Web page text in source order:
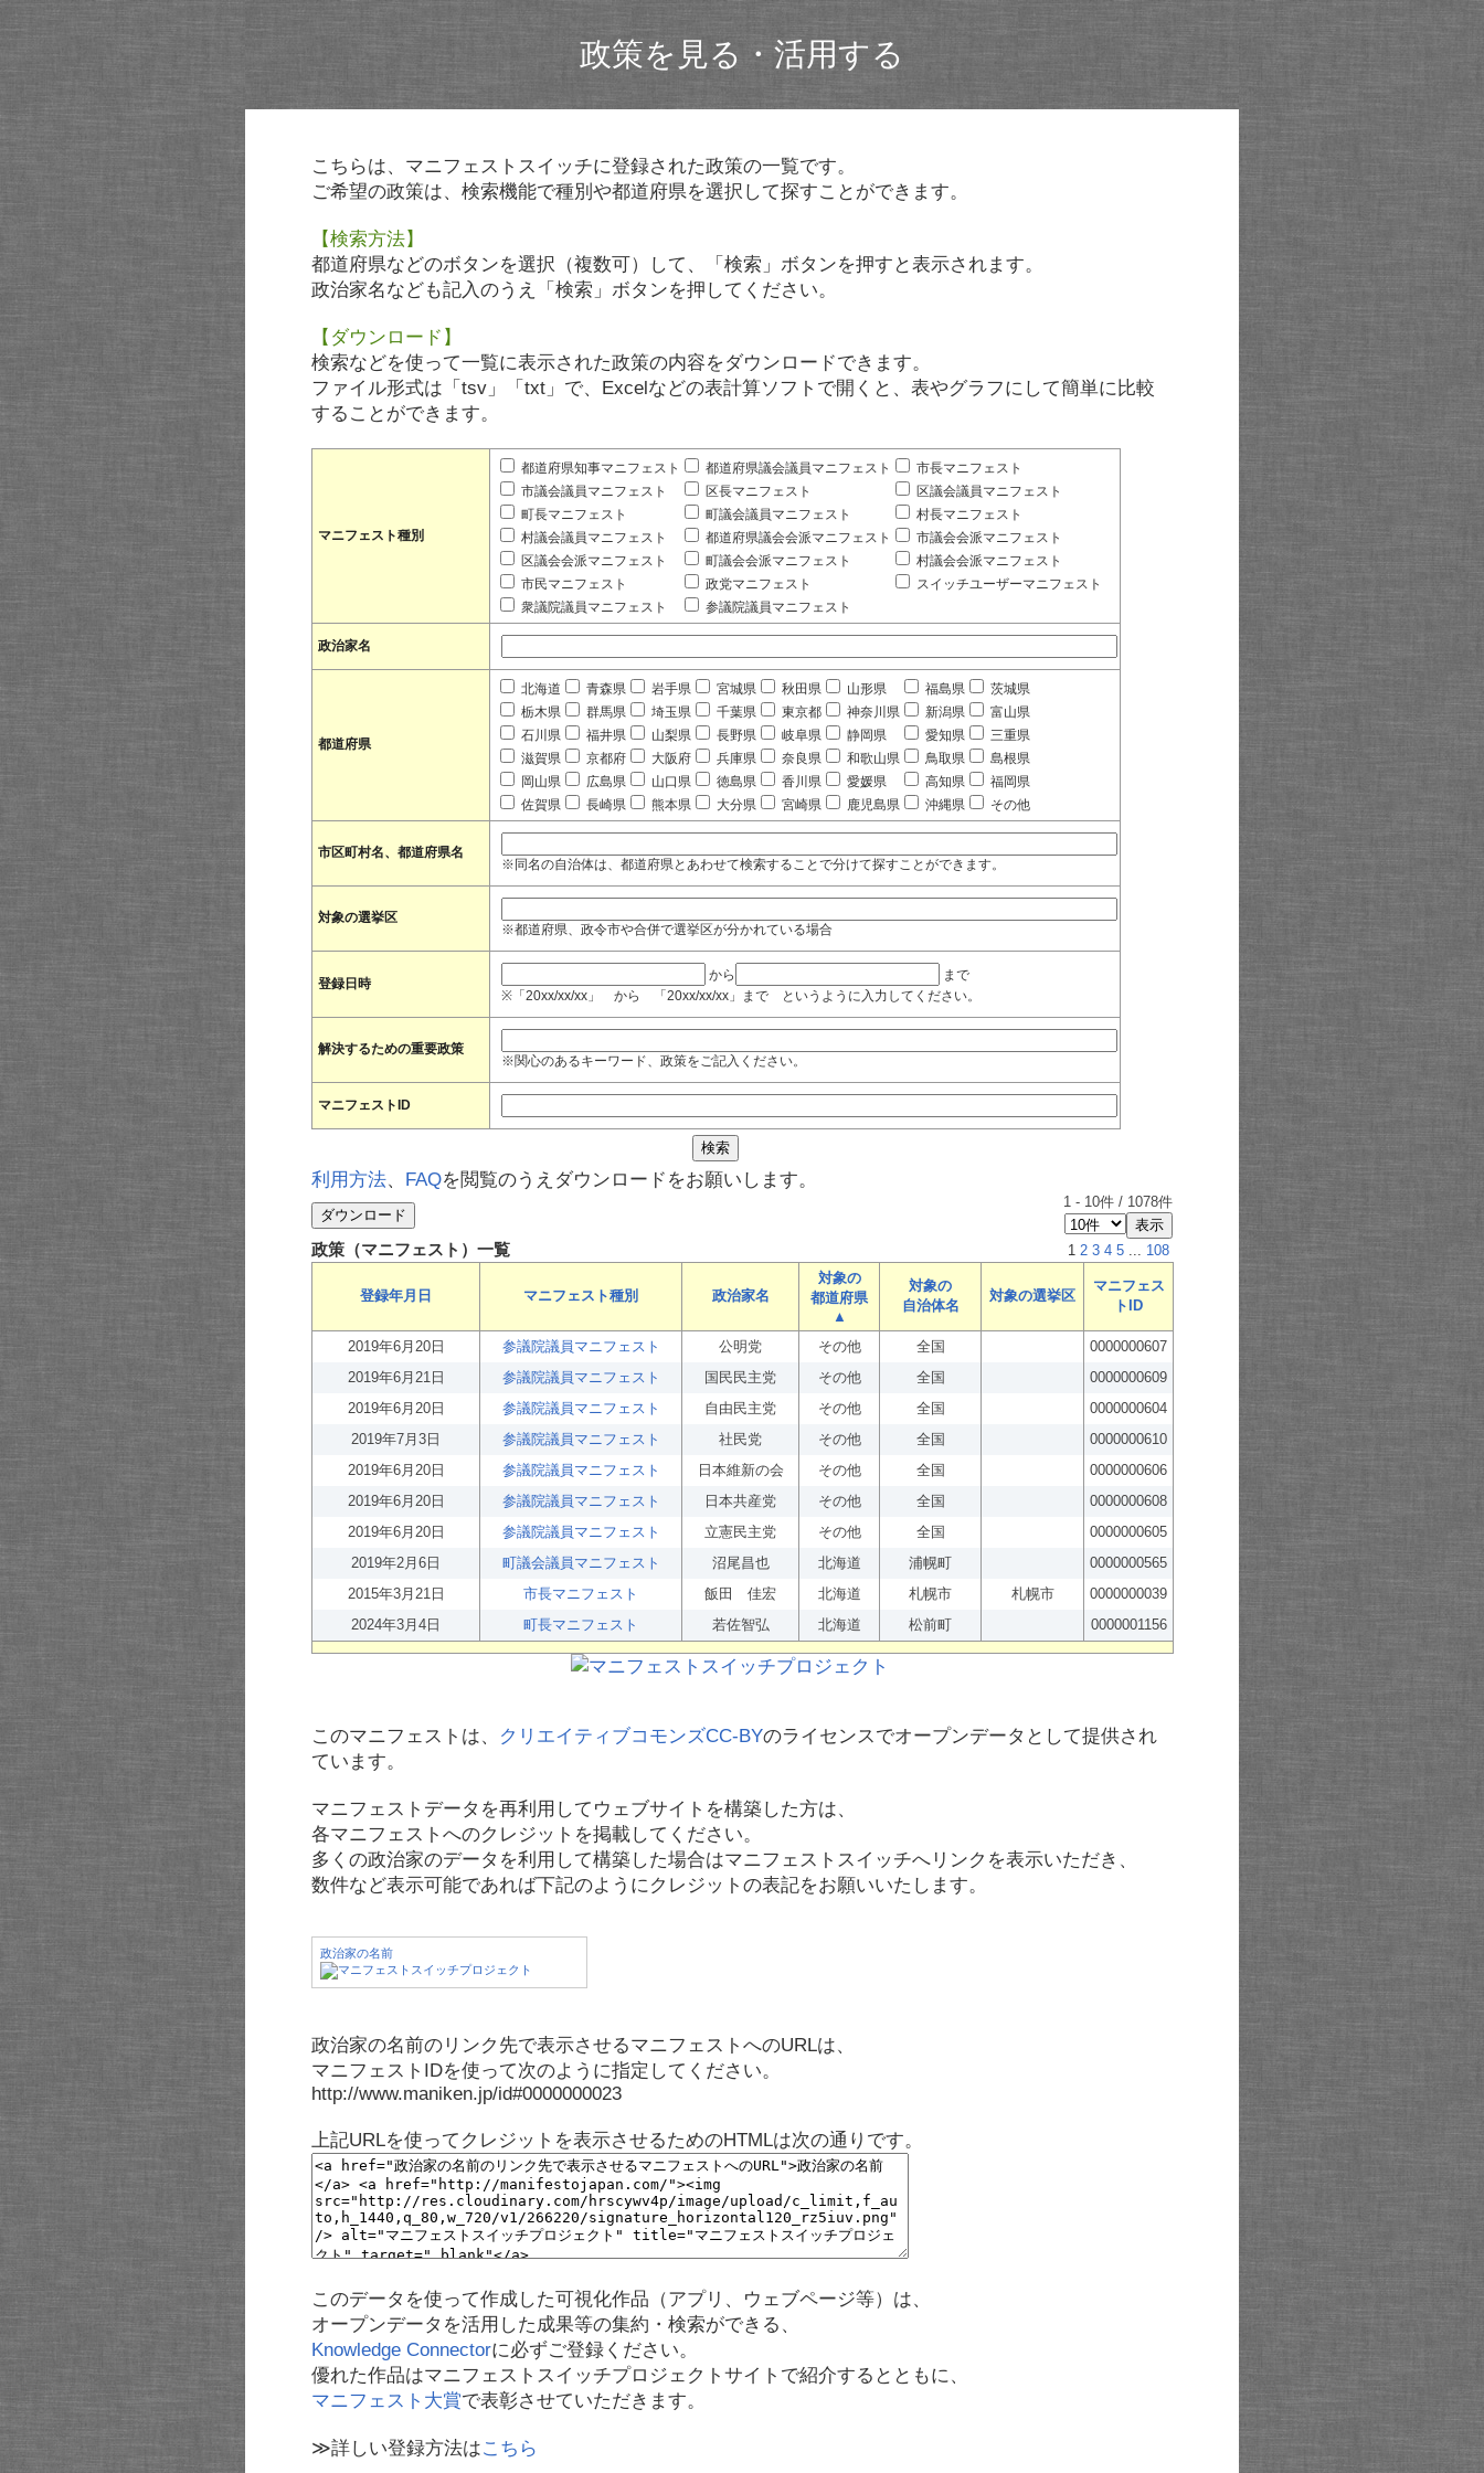
政策を見る・活用する
こちらは、マニフェストスイッチに登録された政策の一覧です。
ご希望の政策は、検索機能で種別や都道府県を選択して探すことができます。
【検索方法】
都道府県などのボタンを選択（複数可）して、「検索」ボタンを押すと表示されます。
政治家名なども記入のうえ「検索」ボタンを押してください。
【ダウンロード】
検索などを使って一覧に表示された政策の内容をダウンロードできます。
ファイル形式は「tsv」「txt」で、Excelなどの表計算ソフトで開くと、表やグラフにして簡単に比較
することができます。
マニフェスト種別
都道府県知事マニフェスト 都道府県議会議員マニフェスト
市長マニフェスト
市議会議員マニフェスト
区長マニフェスト
区議会議員マニフェスト
町長マニフェスト
町議会議員マニフェスト
村長マニフェスト
村議会議員マニフェスト
都道府県議会会派マニフェスト
市議会会派マニフェスト
区議会会派マニフェスト
町議会会派マニフェスト
村議会会派マニフェスト
市民マニフェスト
政党マニフェスト
スイッチユーザーマニフェスト
衆議院議員マニフェスト
参議院議員マニフェスト
政治家名
都道府県
北海道 青森県 岩手県 宮城県 秋田県 山形県 福島県
茨城県
栃木県
群馬県 埼玉県 千葉県 東京都 神奈川県 新潟県
富山県
石川県
福井県 山梨県 長野県 岐阜県 静岡県 愛知県
三重県
滋賀県
京都府 大阪府 兵庫県 奈良県 和歌山県 鳥取県
島根県
岡山県
広島県 山口県 徳島県 香川県 愛媛県 高知県
福岡県
佐賀県
長崎県 熊本県 大分県 宮崎県 鹿児島県 沖縄県 その他
市区町村名、都道府県名
※同名の自治体は、都道府県とあわせて検索することで分けて探すことができます。
対象の選挙区
※都道府県、政令市や合併で選挙区が分かれている場合
登録日時
から
まで
※「20xx/xx/xx」 から 「20xx/xx/xx」まで というように入力してください。
解決するための重要政策
※関心のあるキーワード、政策をご記入ください。
マニフェストID
利用方法、 FAQを閲覧のうえダウンロードをお願いします。
1 - 10件 / 1078件
政策（マニフェスト）一覧 1 2 3 4 5 ... 108
登録年月日 マニフェスト種別 政治家名
対象の
都道府県
▲
対象の
自治体名
対象の選挙区
マニフェス
トID
2019年6月20日 参議院議員マニフェスト 公明党 その他 全国
0000000607
2019年6月21日
参議院議員マニフェスト 国民民主党 その他 全国
0000000609
2019年6月20日
参議院議員マニフェスト 自由民主党 その他 全国
0000000604
2019年7月3日
参議院議員マニフェスト 社民党 その他 全国
0000000610
2019年6月20日
参議院議員マニフェスト 日本維新の会 その他 全国
0000000606
2019年6月20日
参議院議員マニフェスト 日本共産党 その他 全国
0000000608
2019年6月20日
参議院議員マニフェスト 立憲民主党 その他 全国
0000000605
2019年2月6日
町議会議員マニフェスト 沼尾昌也 北海道 浦幌町
0000000565
2015年3月21日
市長マニフェスト 飯田 佳宏 北海道 札幌市 札幌市
0000000039
2024年3月4日
町長マニフェスト 若佐智弘 北海道 松前町 0000001156
このマニフェストは、 クリエイティブコモンズCC-BYのライセンスでオープンデータとして提供され
ています。
マニフェストデータを再利用してウェブサイトを構築した方は、
各マニフェストへのクレジットを掲載してください。
多くの政治家のデータを利用して構築した場合はマニフェストスイッチへリンクを表示いただき、
数件など表示可能であれば下記のようにクレジットの表記をお願いいたします。
政治家の名前
政治家の名前のリンク先で表示させるマニフェストへのURLは、
マニフェストIDを使って次のように指定してください。
http://www.maniken.jp/id#0000000023
上記URLを使ってクレジットを表示させるためのHTMLは次の通りです。
このデータを使って作成した可視化作品（アプリ、ウェブページ等）は、
オープンデータを活用した成果等の集約・検索ができる、
Knowledge Connectorに必ずご登録ください。
優れた作品はマニフェストスイッチプロジェクトサイトで紹介するとともに、
マニフェスト大賞で表彰させていただきます。
≫詳しい登録方法はこちら